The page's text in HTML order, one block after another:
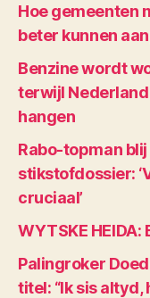
Hoe gemeenten
beter kunnen
Benzine wordt
terwijl
hangen
Rabo-topman
stikstofdossier:
cruciaal’
WYTSKE HEIDA:
Palingroker
titel: “Ik sis altyd,